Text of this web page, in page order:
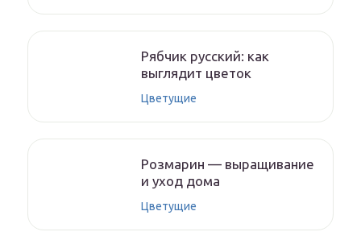
Рябчик русский: как
выглядит цветок
Цветущие
Розмарин — выращивание
и уход дома
Цветущие